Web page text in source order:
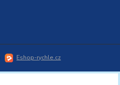
Eshop-rychle.cz